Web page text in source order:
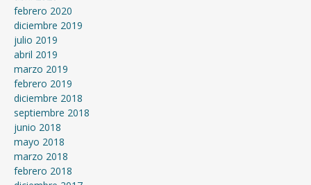
febrero 2020
diciembre 2019
julio 2019
abril 2019
marzo 2019
febrero 2019
diciembre 2018
septiembre 2018
junio 2018
mayo 2018
marzo 2018
febrero 2018